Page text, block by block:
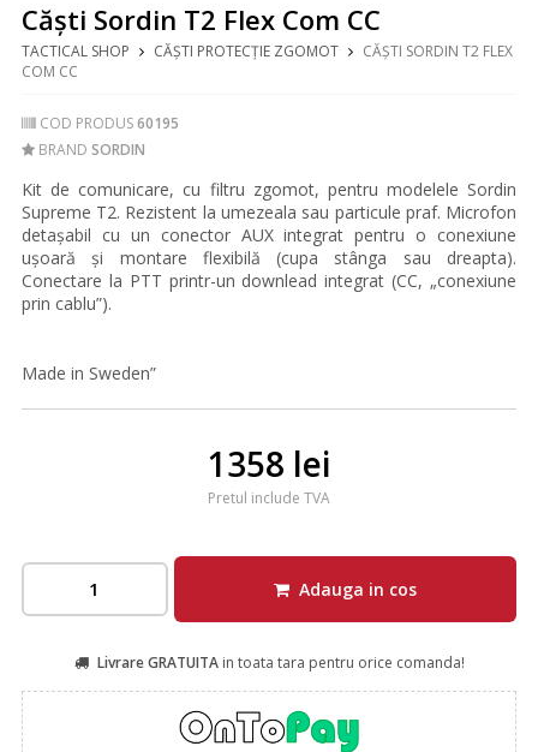
Căști Sordin T2 Flex Com CC
TACTICAL SHOP CĂȘTI PROTECȚIE ZGOMOT
CĂȘTI SORDIN T2 FLEX
COM CC
COD PRODUS60195
BRAND SORDIN
Kit de comunicare, cu filtru zgomot, pentru modelele Sordin
Supreme T2. Rezistent la umezeala sau particule praf. Microfon
detașabil cu un conector AUX integrat pentru o conexiune
ușoară și montare flexibilă (cupa stânga sau dreapta).
Conectare la PTT printr-un downlead integrat (CC, „conexiune
prin cablu”).
Made in Sweden”
1358 lei
Pretul include TVA
Adauga in cos
Livrare GRATUITAin toata tara pentru orice comanda!